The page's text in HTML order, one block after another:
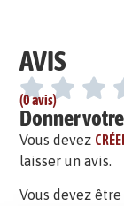
AVIS
(0 avis)
Donner
Vous devez
laisser un avis.
Vous devez être